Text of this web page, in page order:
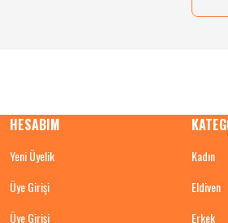
HESABIM
Yeni Üyelik
Üye Girişi
Üye Girişi
Kadın
Eldiven
Erkek